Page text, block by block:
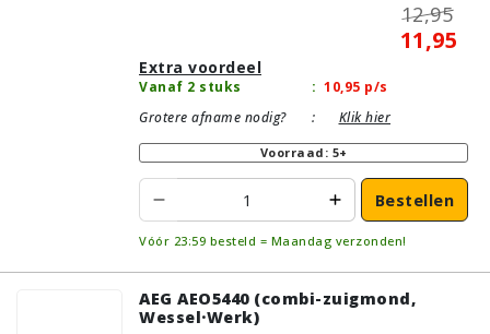
12,95
11,95
Extra voordeel
Vanaf 2 stuks : 10,95 p/s
Grotere afname nodig?
: Klik hier
Voorraad: 5+
Bestellen
Vóór 23:59 besteld = Maandag verzonden!
AEG AEO5440 (combi-zuigmond,
Wessel·Werk)